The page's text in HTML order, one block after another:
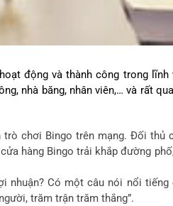
động và thành công trong
nhà băng, nhân viên,… và rất
chơi Bingo trên mạng. Đối thủ
hàng Bingo trải khắp đường
nhuận? Có một câu nói nổi
trăm trận trăm thắng”.